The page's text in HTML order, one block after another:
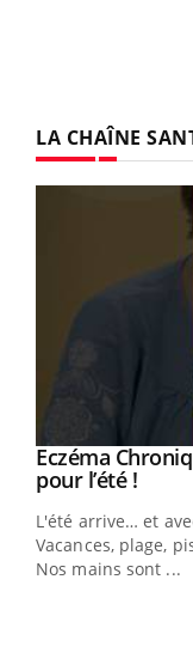
LA CHAÎNE
Youtube
Eczéma
pour l’été !
L'été arrive… et
Vacances, plage,
Nos mains sont ...